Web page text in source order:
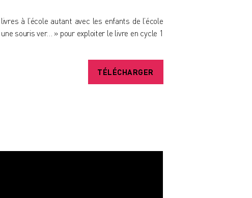
à l’école autant avec les enfants de l’école
souris ver… » pour exploiter le livre en cycle 1
TÉLÉCHARGER